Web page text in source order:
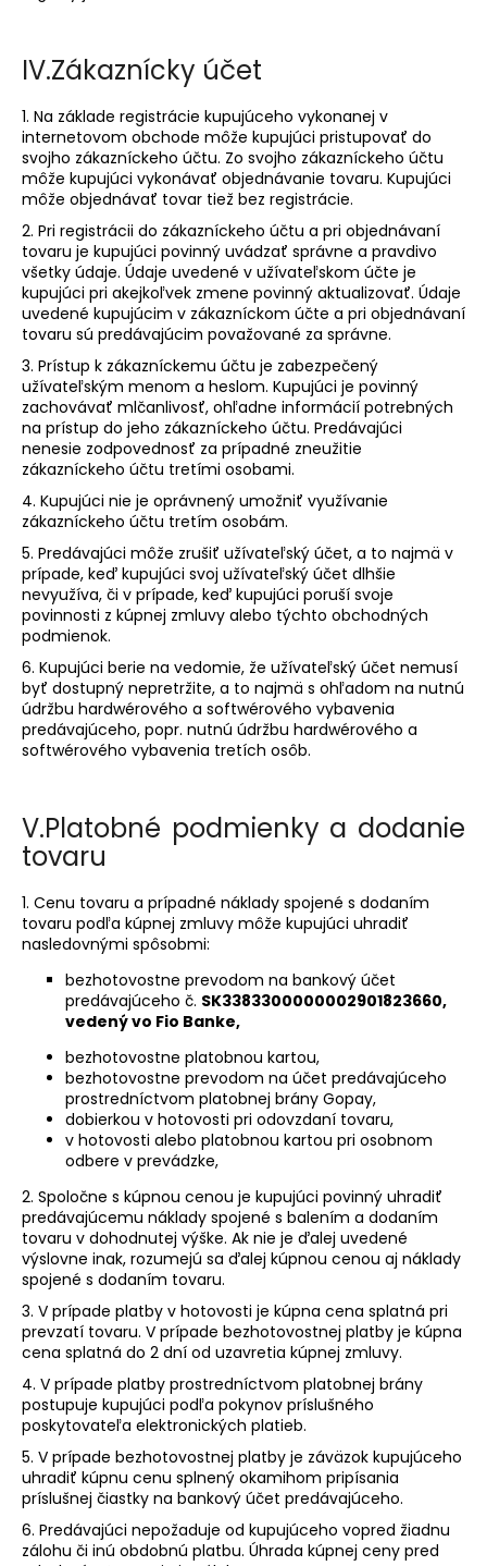
IV.Zákaznícky účet
1. Na základe registrácie kupujúceho vykonanej v
internetovom obchode môže kupujúci pristupovať do
svojho zákazníckeho účtu. Zo svojho zákazníckeho účtu
môže kupujúci vykonávať objednávanie tovaru. Kupujúci
môže objednávať tovar tiež bez registrácie.
2. Pri registrácii do zákazníckeho účtu a pri objednávaní
tovaru je kupujúci povinný uvádzať správne a pravdivo
všetky údaje. Údaje uvedené v užívateľskom účte je
kupujúci pri akejkoľvek zmene povinný aktualizovať. Údaje
uvedené kupujúcim v zákazníckom účte a pri objednávaní
tovaru sú predávajúcim považované za správne.
3. Prístup k zákazníckemu účtu je zabezpečený
užívateľským menom a heslom. Kupujúci je povinný
zachovávať mlčanlivosť, ohľadne informácií potrebných
na prístup do jeho zákazníckeho účtu. Predávajúci
nenesie zodpovednosť za prípadné zneužitie
zákazníckeho účtu tretími osobami.
4. Kupujúci nie je oprávnený umožniť využívanie
zákazníckeho účtu tretím osobám.
5. Predávajúci môže zrušiť užívateľský účet, a to najmä v
prípade, keď kupujúci svoj užívateľský účet dlhšie
nevyužíva, či v prípade, keď kupujúci poruší svoje
povinnosti z kúpnej zmluvy alebo týchto obchodných
podmienok.
6. Kupujúci berie na vedomie, že užívateľský účet nemusí
byť dostupný nepretržite, a to najmä s ohľadom na nutnú
údržbu hardwérového a softwérového vybavenia
predávajúceho, popr. nutnú údržbu hardwérového a
softwérového vybavenia tretích osôb.
V.Platobné podmienky a dodanie
tovaru
1. Cenu tovaru a prípadné náklady spojené s dodaním
tovaru podľa kúpnej zmluvy môže kupujúci uhradiť
nasledovnými spôsobmi:
bezhotovostne prevodom na bankový účet
predávajúceho č. SK3383300000002901823660,
vedený vo Fio Banke,
bezhotovostne platobnou kartou,
bezhotovostne prevodom na účet predávajúceho
prostredníctvom platobnej brány Gopay,
dobierkou v hotovosti pri odovzdaní tovaru,
v hotovosti alebo platobnou kartou pri osobnom
odbere v prevádzke,
2. Spoločne s kúpnou cenou je kupujúci povinný uhradiť
predávajúcemu náklady spojené s balením a dodaním
tovaru v dohodnutej výške. Ak nie je ďalej uvedené
výslovne inak, rozumejú sa ďalej kúpnou cenou aj náklady
spojené s dodaním tovaru.
3. V prípade platby v hotovosti je kúpna cena splatná pri
prevzatí tovaru. V prípade bezhotovostnej platby je kúpna
cena splatná do 2 dní od uzavretia kúpnej zmluvy.
4. V prípade platby prostredníctvom platobnej brány
postupuje kupujúci podľa pokynov príslušného
poskytovateľa elektronických platieb.
5. V prípade bezhotovostnej platby je záväzok kupujúceho
uhradiť kúpnu cenu splnený okamihom pripísania
príslušnej čiastky na bankový účet predávajúceho.
6. Predávajúci nepožaduje od kupujúceho vopred žiadnu
zálohu či inú obdobnú platbu. Úhrada kúpnej ceny pred